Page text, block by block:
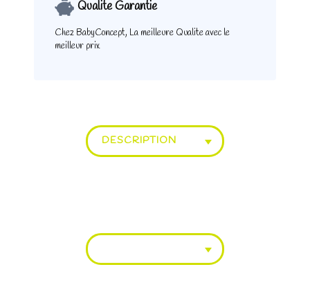
Qualite Garantie
Chez BabyConcept, La meilleure Qualiteavec le
meilleur prix
DESCRIPTION